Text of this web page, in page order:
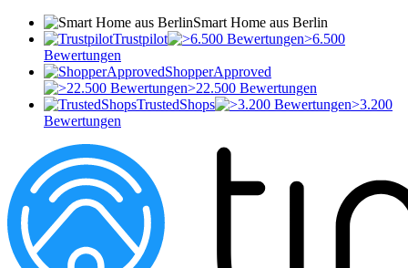
Smart Home aus Berlin
Trustpilot
>6.500
Bewertungen
ShopperApproved
>22.500 Bewertungen
TrustedShops
>3.200
Bewertungen